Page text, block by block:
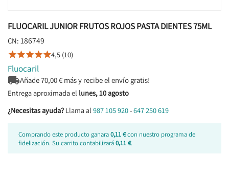
FLUOCARIL JUNIOR FRUTOS ROJOS PASTA DIENTES 75ML
CN: 186749
4,5 (10)
Fluocaril
Añade70,00€ más y recibe el envío gratis!
Entrega aproximada el lunes, 10 agosto
¿Necesitas ayuda? Llama al 987 105 920-647 250 619
Comprando este producto ganara0,11 €con nuestro programa de
fidelización. Su carrito contabilizará0,11 €.